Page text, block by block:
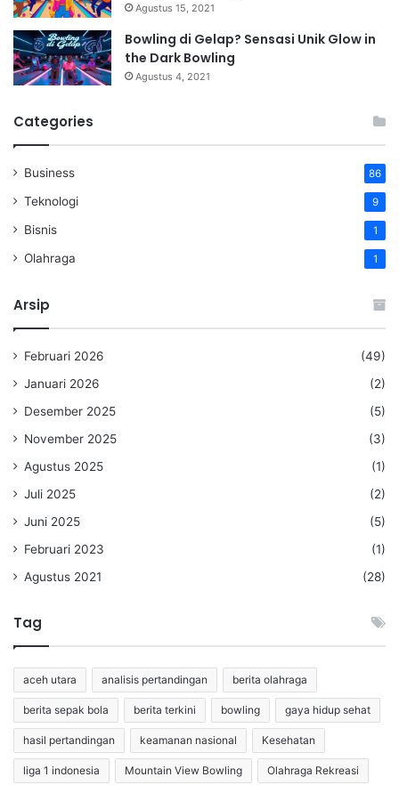
Agustus 15, 2021
Bowling di Gelap? Sensasi Unik Glow in
the Dark Bowling
Agustus 4, 2021
Categories
Business 86
Teknologi 9
Bisnis 1
Olahraga 1
Arsip
Februari 2026
(49)
Januari 2026
(2)
Desember 2025
(5)
November 2025
(3)
Agustus 2025
(1)
Juli 2025
(2)
Juni 2025
(5)
Februari 2023
(1)
Agustus 2021
(28)
Tag
aceh utara analisis pertandingan berita olahraga
berita sepak bola berita terkini bowling gaya hidup sehat
hasil pertandingan keamanan nasional Kesehatan
liga 1 indonesia Mountain View Bowling Olahraga Rekreasi